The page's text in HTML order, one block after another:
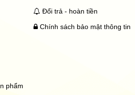
Đổi trả - hoàn tiền
Chính sách bảo mật thông tin
phẩm